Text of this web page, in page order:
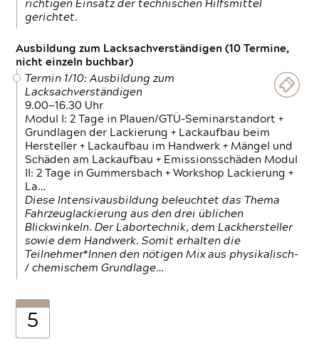
richtigen Einsatz der technischen Hilfsmittel
gerichtet.
Ausbildung zum Lacksachverständigen (10 Termine,
nicht einzeln buchbar)
Termin 1/10: Ausbildung zum
Lacksachverständigen
9.00—16.30 Uhr
Modul I: 2 Tage in Plauen/GTÜ-Seminarstandort +
Grundlagen der Lackierung + Lackaufbau beim
Hersteller + Lackaufbau im Handwerk + Mängel und
Schäden am Lackaufbau + Emissionsschäden Modul
II: 2 Tage in Gummersbach + Workshop Lackierung +
La…
Diese Intensivausbildung beleuchtet das Thema
Fahrzeuglackierung aus den drei üblichen
Blickwinkeln. Der Labortechnik, dem Lackhersteller
sowie dem Handwerk. Somit erhalten die
Teilnehmer*Innen den nötigen Mix aus physikalisch-
/ chemischem Grundlage…
5